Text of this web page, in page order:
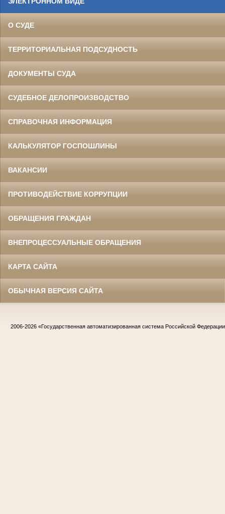
О СУДЕ
ТЕРРИТОРИАЛЬНАЯ ПОДСУДНОСТЬ
ДОКУМЕНТЫ СУДА
СУДЕБНОЕ ДЕЛОПРОИЗВОДСТВО
СПРАВОЧНАЯ ИНФОРМАЦИЯ
КАЛЬКУЛЯТОР ГОСПОШЛИНЫ
ВАКАНСИИ
ПРОТИВОДЕЙСТВИЕ КОРРУПЦИИ
ОБРАЩЕНИЯ ГРАЖДАН
ВНЕПРОЦЕССУАЛЬНЫЕ ОБРАЩЕНИЯ
КАРТА САЙТА
ОБЫЧНАЯ ВЕРСИЯ САЙТА
2006-2026 «Государственная автоматизированная система Российской